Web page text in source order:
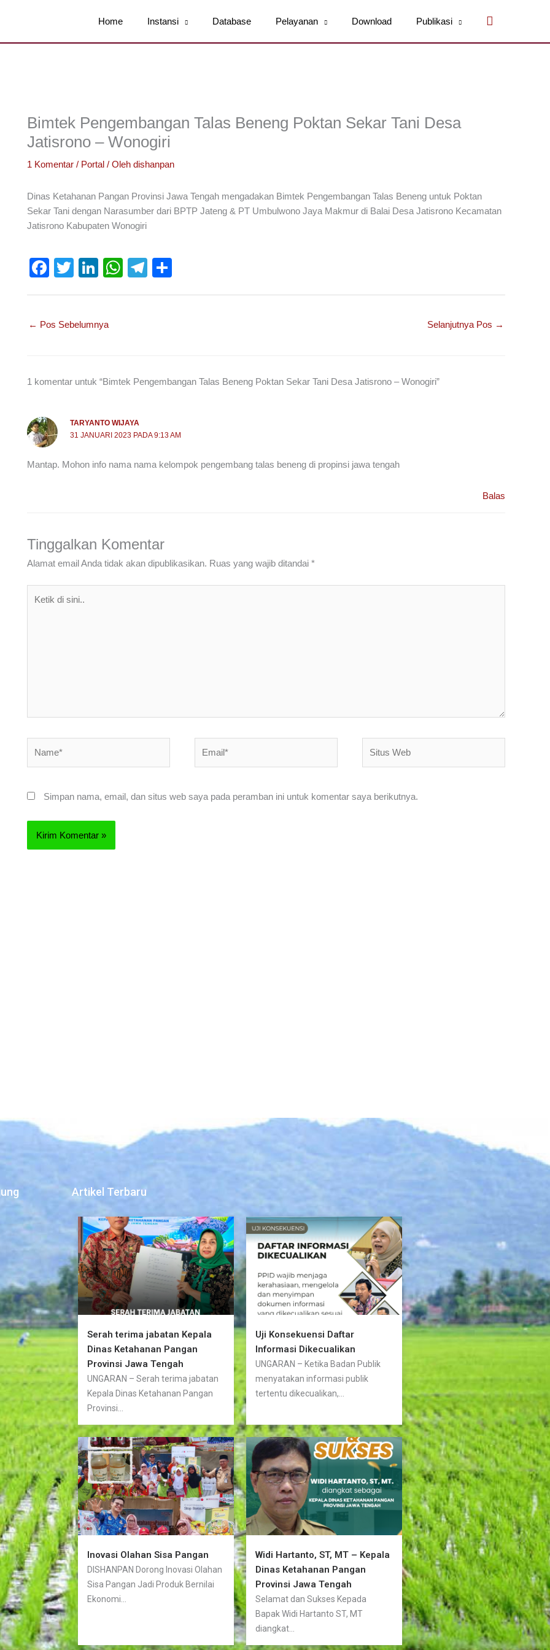
Home Instansi Database Pelayanan Download Publikasi Cari
Bimtek Pengembangan Talas Beneng Poktan Sekar Tani Desa
Jatisrono – Wonogiri
1 Komentar / Portal / Oleh dishanpan
Dinas Ketahanan Pangan Provinsi Jawa Tengah mengadakan Bimtek Pengembangan Talas Beneng untuk Poktan
Sekar Tani dengan Narasumber dari BPTP Jateng & PT Umbulwono Jaya Makmur di Balai Desa Jatisrono Kecamatan
Jatisrono Kabupaten Wonogiri
F
e
o
T
er
Li
e
W
p
T
← Pos Sebelumnya Selanjutnya Pos →
1 komentar untuk “Bimtek Pengembangan Talas Beneng Poktan Sekar Tani Desa Jatisrono – Wonogiri”
TARYANTO WIJAYA
31 JANUARI 2023 PADA 9:13 AM
Mantap. Mohon info nama nama kelompok pengembang talas beneng di propinsi jawa tengah
Balas
Tinggalkan Komentar
Alamat email Anda tidak akan dipublikasikan. Ruas yang wajib ditandai *
Web
Simpan nama, email, dan situs web saya pada peramban ini untuk komentar saya berikutnya.
Artikel Terbaru
Serah terima jabatan Kepala
Dinas Ketahanan Pangan
Provinsi Jawa Tengah
UNGARAN – Serah terima jabatan
Kepala Dinas Ketahanan Pangan
Provinsi...
Uji Konsekuensi Daftar
Informasi Dikecualikan
UNGARAN – Ketika Badan Publik
menyatakan informasi publik
tertentu dikecualikan,...
Inovasi Olahan Sisa Pangan
DISHANPAN Dorong Inovasi Olahan
Sisa Pangan Jadi Produk Bernilai
Ekonomi...
Widi Hartanto, ST, MT – Kepala
Dinas Ketahanan Pangan
Provinsi Jawa Tengah
Selamat dan Sukses Kepada
Bapak Widi Hartanto ST, MT
diangkat...